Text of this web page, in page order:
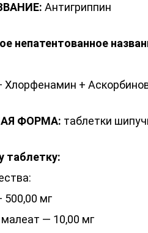
Антигриппин
непатентованное
Хлорфенамин +
ФОРМА: таблетки
таблетку:
мг
— 10,00 мг